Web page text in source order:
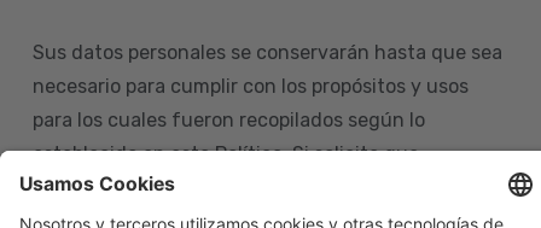
Sus datos personales se conservarán hasta que sea
necesario para cumplir con los propósitos y usos
para los cuales fueron recopilados según lo
establecido en esta Política. Si solicita que
eliminemos sus datos personales de nuestras bases
de datos, tenga en cuenta que igualmente